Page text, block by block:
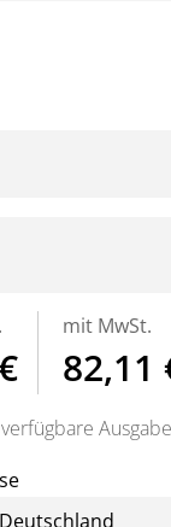
mit MwSt.
82,11